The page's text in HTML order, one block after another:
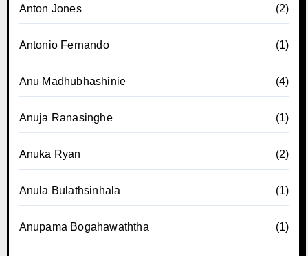
Anton Jones (2)
Antonio Fernando (1)
Anu Madhubhashinie (4)
Anuja Ranasinghe (1)
Anuka Ryan (2)
Anula Bulathsinhala (1)
Anupama Bogahawaththa (1)